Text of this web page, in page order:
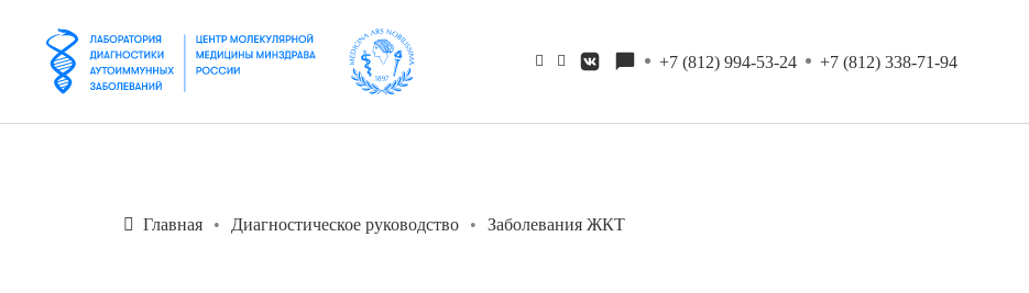
+7 (812) 994-53-24 +7 (812) 338-71-94
Главная Диагностическое руководство Заболевания ЖКТ